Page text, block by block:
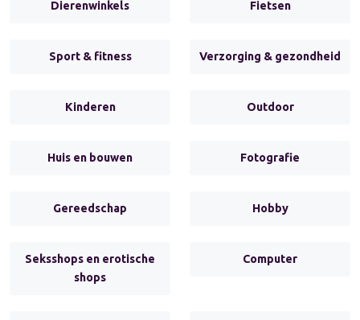
Dierenwinkels Fietsen
Sport & fitness Verzorging & gezondheid
Kinderen Outdoor
Huis en bouwen Fotografie
Gereedschap Hobby
Seksshops en erotische
shops
Computer